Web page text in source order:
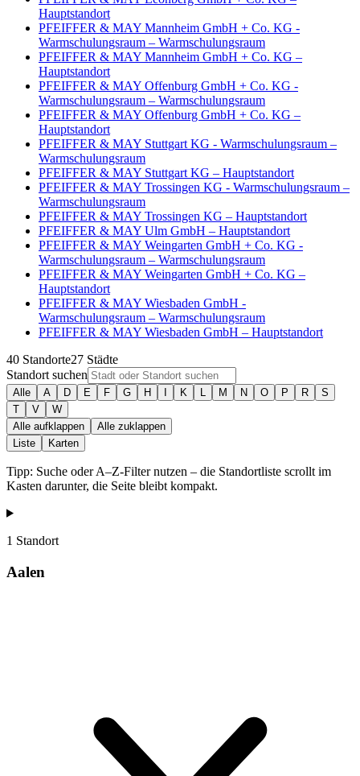
Hauptstandort
PFEIFFER & MAY Mannheim GmbH + Co. KG -
Warmschulungsraum – Warmschulungsraum
PFEIFFER & MAY Mannheim GmbH + Co. KG –
Hauptstandort
PFEIFFER & MAY Offenburg GmbH + Co. KG -
Warmschulungsraum – Warmschulungsraum
PFEIFFER & MAY Offenburg GmbH + Co. KG –
Hauptstandort
PFEIFFER & MAY Stuttgart KG - Warmschulungsraum –
Warmschulungsraum
PFEIFFER & MAY Stuttgart KG – Hauptstandort
PFEIFFER & MAY Trossingen KG - Warmschulungsraum –
Warmschulungsraum
PFEIFFER & MAY Trossingen KG – Hauptstandort
PFEIFFER & MAY Ulm GmbH – Hauptstandort
PFEIFFER & MAY Weingarten GmbH + Co. KG -
Warmschulungsraum – Warmschulungsraum
PFEIFFER & MAY Weingarten GmbH + Co. KG –
Hauptstandort
PFEIFFER & MAY Wiesbaden GmbH -
Warmschulungsraum – Warmschulungsraum
PFEIFFER & MAY Wiesbaden GmbH – Hauptstandort
40 Standorte27 Städte
Standort suchen
Alle A D E F G H K M N O P R
S
T
V
W
Alle aufklappen
Alle zuklappen
Liste
Karten
Tipp: Suche oder A–Z-Filter nutzen – die Standortliste scrollt im
Kasten darunter, die Seite bleibt kompakt.
1 Standort
Aalen